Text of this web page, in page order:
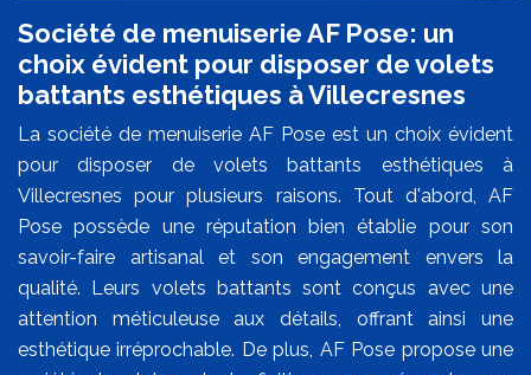
Société de menuiserie AF Pose: un
choix évident pour disposer de volets
battants esthétiques à Villecresnes
La société de menuiserie AF Pose est un choix évident
pour disposer de volets battants esthétiques à
Villecresnes pour plusieurs raisons. Tout d'abord, AF
Pose possède une réputation bien établie pour son
savoir-faire artisanal et son engagement envers la
qualité. Leurs volets battants sont conçus avec une
attention méticuleuse aux détails, offrant ainsi une
esthétique irréprochable. De plus, AF Pose propose une